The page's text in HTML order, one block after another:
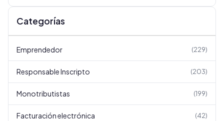
Categorías
Emprendedor (229)
Responsable Inscripto (203)
Monotributistas (199)
Facturación electrónica (42)